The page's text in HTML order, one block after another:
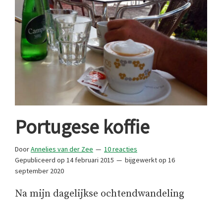
Portugese koffie
DoorAnnelies van der Zee
10 reacties
Gepubliceerd op 14 februari 2015 bijgewerkt op 16
september 2020
Na mijn dagelijkse ochtendwandeling